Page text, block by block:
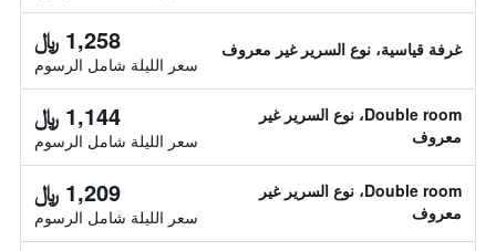
غرفة قياسية، نوع السرير غير معروف 1,258 ﷼
سعر الليلة شامل الرسوم
Double room، نوع السرير غير
معروف
1,144 ﷼
سعر الليلة شامل الرسوم
Double room، نوع السرير غير
معروف
1,209 ﷼
سعر الليلة شامل الرسوم